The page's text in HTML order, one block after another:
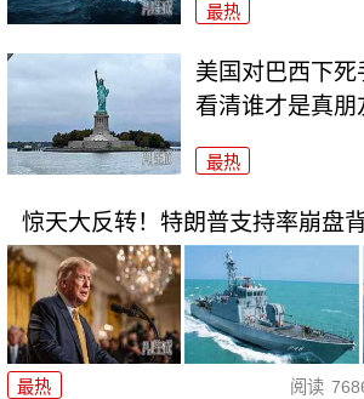
最热
美国对巴西下
看清谁才是真朋
最热
惊天大反转！特朗普支持率崩盘
最热 阅读